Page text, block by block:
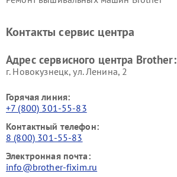
Контакты сервис центра
Адрес сервисного центра Brother:
г. Новокузнецк, ул. Ленина, 2
Горячая линия:
+7 (800) 301-55-83
Контактный телефон:
8 (800) 301-55-83
Электронная почта:
info@brother-fixim.ru